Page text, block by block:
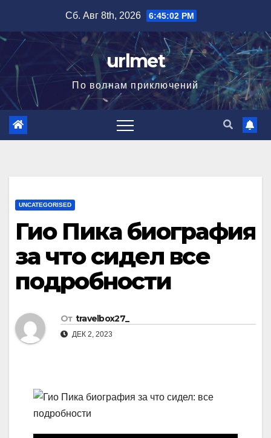
содержимому
Сб. Авг 8th, 2026 6:45:03 PM
urlmet
По волнам приключений
UNCATEGORISED
Гио Пика биография
за что сидел все
подробности
От travelbox27_
ДЕК 2, 2023